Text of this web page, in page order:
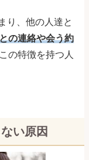
り、他の人達と
の連絡や会う約
の特徴を持つ人
い原因